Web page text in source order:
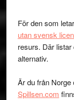
För den som
utan svensk
resurs. Där listar
alternativ.
Är du från
Spillsen.com